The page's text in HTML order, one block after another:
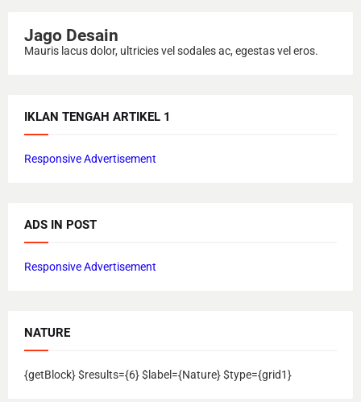
Jago Desain
Mauris lacus dolor, ultricies vel sodales ac, egestas vel eros.
IKLAN TENGAH ARTIKEL 1
Responsive Advertisement
ADS IN POST
Responsive Advertisement
NATURE
{getBlock} $results={6} $label={Nature} $type={grid1}